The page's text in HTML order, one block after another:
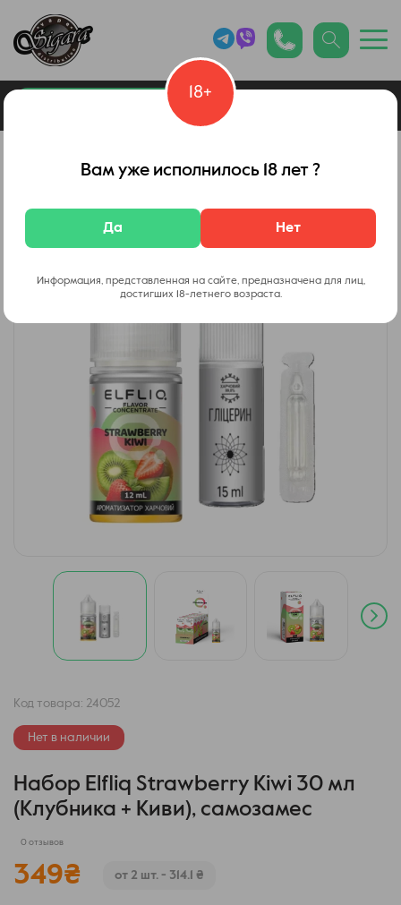
Каталог товаров
Код товара: 24052
Нет в наличии
Набор Elfliq Strawberry Kiwi 30 мл
(Клубника + Киви), самозамес
0 отзывов
349₴ от 2 шт. - 314.1 ₴
18+
Вам уже исполнилось 18 лет ?
Да Нет
Информация, представленная на сайте, предназначена для лиц,
достигших 18-летнего возраста.